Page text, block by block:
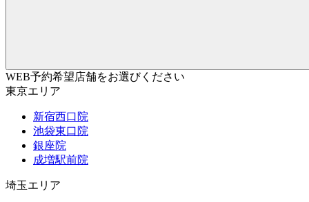
WEB予約希望店舗をお選びください
東京エリア
新宿西口院
池袋東口院
銀座院
成増駅前院
埼玉エリア